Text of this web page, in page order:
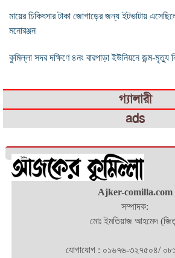
মায়ের চিকিৎসার টাকা জোগাড়ের জন্য ইটভাটায়
মনোরঞ্জন
কুমিল্লা সদর দক্ষিণে ৪নং বারপাড়া ইউনিয়নে জন্ম-মৃত্যু
গ্যালারী
ads
Ajker-comilla.com
সম্পাদক:
মোঃ ইমতিয়াজ আহমেদ
যোগাযোগ : ০১৬৭৬-৩২৭৫০৪/